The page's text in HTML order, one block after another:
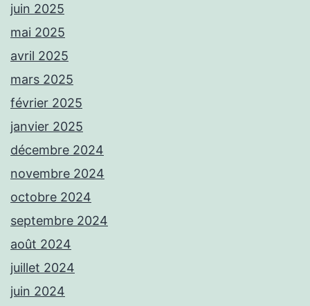
juin 2025
mai 2025
avril 2025
mars 2025
février 2025
janvier 2025
décembre 2024
novembre 2024
octobre 2024
septembre 2024
août 2024
juillet 2024
juin 2024